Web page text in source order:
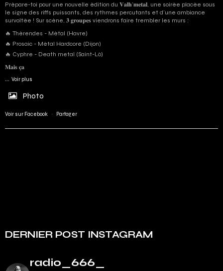
Prépare-toi pour une nouvelle édition du 𝐕𝐚𝐥𝐡’𝐦𝐞𝐭𝐚𝐥, une soirée placée sous
le signe des riffs puissants, des rythmes percutants et d'une ambiance
survoltée ! Sur scène, 𝟑 𝐠𝐫𝐨𝐮𝐩𝐞𝐬 viendrons faire trembler les murs :
🔥 Thérendes - Métal (Havre)
🔥 Prosaic - Métal Hardcore (Dijon)
🔥 Cyphre - Death metal (Saint-Lô)
𝐌𝐚𝐢𝐬 𝐜̧𝐚
... Voir plus
Photo
Voir sur Facebook · Partager
DERNIER POST INSTAGRAM
radio_666_